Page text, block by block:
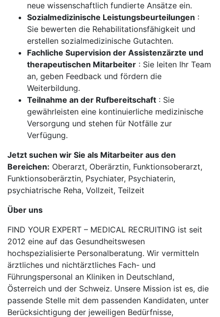
neue wissenschaftlich fundierte Ansätze ein.
Sozialmedizinische Leistungsbeurteilungen :
Sie bewerten die Rehabilitationsfähigkeit und
erstellen sozialmedizinische Gutachten.
Fachliche Supervision der Assistenzärzte und
therapeutischen Mitarbeiter : Sie leiten Ihr Team
an, geben Feedback und fördern die
Weiterbildung.
Teilnahme an der Rufbereitschaft : Sie
gewährleisten eine kontinuierliche medizinische
Versorgung und stehen für Notfälle zur
Verfügung.
Jetzt suchen wir Sie als Mitarbeiter aus den
Bereichen: Oberarzt, Oberärztin, Funktionsoberarzt,
Funktionsoberärztin, Psychiater, Psychiaterin,
psychiatrische Reha, Vollzeit, Teilzeit
Über uns
FIND YOUR EXPERT – MEDICAL RECRUITING ist seit
2012 eine auf das Gesundheitswesen
hochspezialisierte Personalberatung. Wir vermitteln
ärztliches und nichtärztliches Fach- und
Führungspersonal an Kliniken in Deutschland,
Österreich und der Schweiz. Unsere Mission ist es, die
passende Stelle mit dem passenden Kandidaten, unter
Berücksichtigung der jeweiligen Bedürfnisse,